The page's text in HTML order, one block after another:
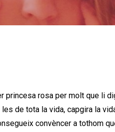
princesa rosa per molt que li
de tota la vida, capgira la
convèncer a tothom